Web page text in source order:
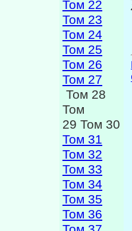
Том 22
Том 23
Том 24
Том 25
Том 26
Том 27
Том 28
Том
29 Том 30
Том 31
Том 32
Том 33
Том 34
Том 35
Том 36